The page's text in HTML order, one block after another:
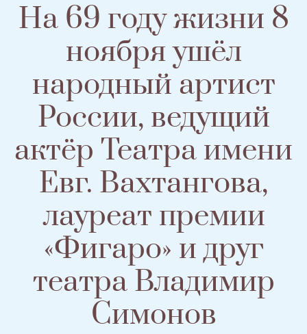
На 69 году жизни 8
ноября ушёл
народный артист
России, ведущий
актёр Театра имени
Евг. Вахтангова,
лауреат премии
«Фигаро» и друг
театра Владимир
Симонов